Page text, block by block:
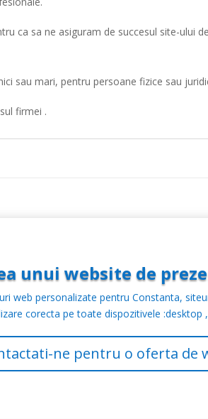
ca sa ne asiguram de succesul site-ului
sau mari, pentru persoane fizice sau
firmei .
unui website de
web personalizate pentru Constanta,
corecta pe toate dispozitivele :desktop
ne pentru o oferta de